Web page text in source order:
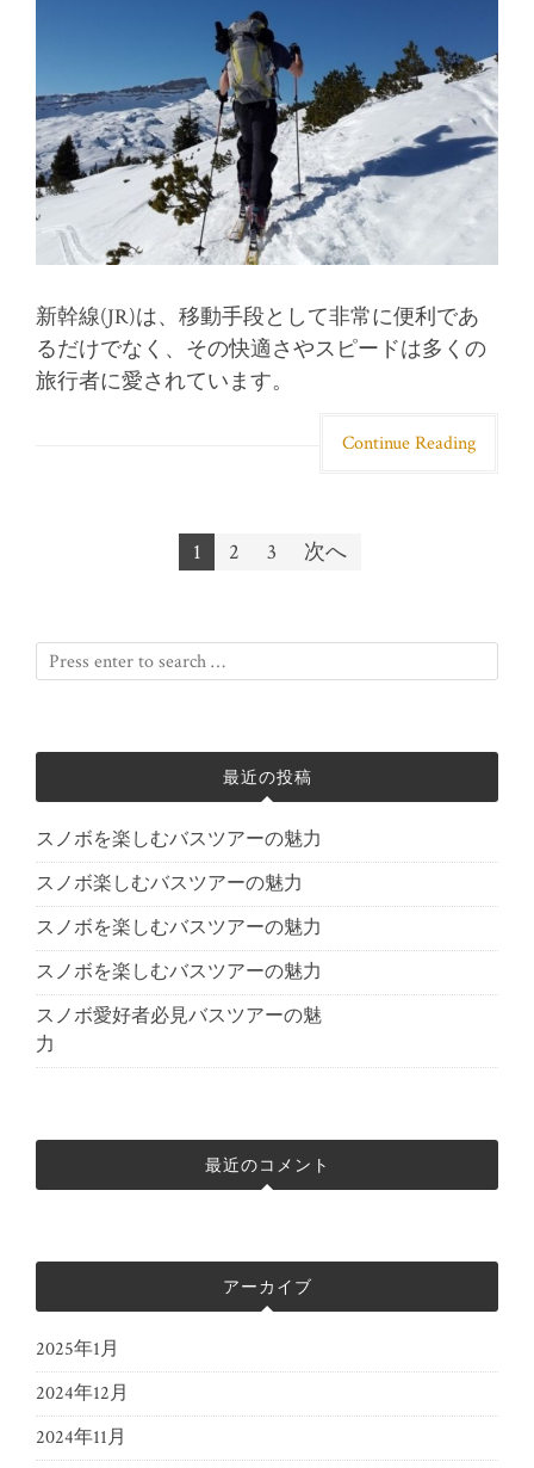
新幹線(JR)は、移動手段として非常に便利であ
るだけでなく、その快適さやスピードは多くの
旅行者に愛されています。
Continue Reading
投稿ナビゲーション
1 2 3 次へ
最近の投稿
スノボを楽しむバスツアーの魅力
スノボ楽しむバスツアーの魅力
スノボを楽しむバスツアーの魅力
スノボを楽しむバスツアーの魅力
スノボ愛好者必見バスツアーの魅
力
最近のコメント
アーカイブ
2025年1月
2024年12月
2024年11月